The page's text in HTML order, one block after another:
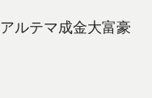
アルテマ成金大富豪